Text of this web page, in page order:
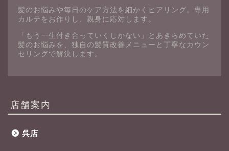
髪のお悩みや毎日のケア方法を細かくヒアリング。専用
カルテをお作りし、親身に応対します。
「もう一生付き合っていくしかない」とあきらめていた
髪のお悩みを、独自の髪質改善メニューと丁寧なカウン
セリングで解決します。
店舗案内
呉店